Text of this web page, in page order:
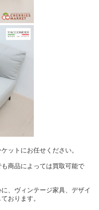
ットにお任せください。
商品によっては買取可能で
、ヴィンテージ家具、デザイ
おります。